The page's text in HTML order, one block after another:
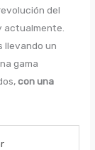
del
actualmente.
llevando un
gama
con una